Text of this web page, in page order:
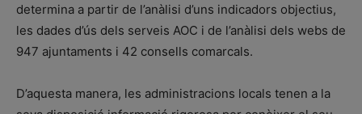
determina a partir de l’anàlisi d’uns indicadors objectius,
les dades d’ús dels serveis AOC i de l’anàlisi dels webs de
947 ajuntaments i 42 consells comarcals.
D’aquesta manera, les administracions locals tenen a la